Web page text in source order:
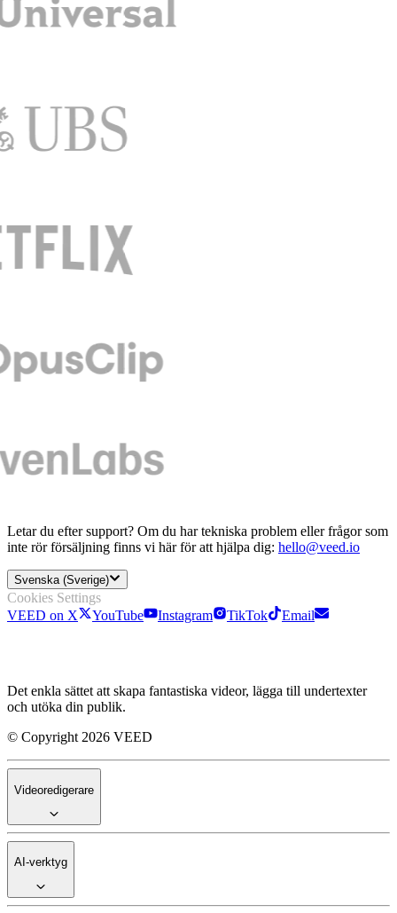
Letar du efter support? Om du har tekniska problem eller frågor som
inte rör försäljning finns vi här för att hjälpa dig: hello@veed.io
Svenska (Sverige)
Cookies Settings
VEED on X
YouTube Instagram TikTok Email
Det enkla sättet att skapa fantastiska videor, lägga till undertexter
och utöka din publik.
© Copyright 2026 VEED
Videoredigerare
AI-verktyg